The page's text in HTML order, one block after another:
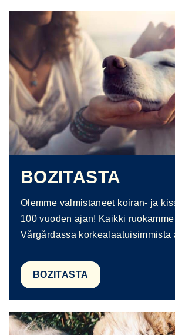
BOZITASTA
Olemme valmistaneet koiran- ja
100 vuoden ajan! Kaikki
Vårgårdassa korkealaatuisimmista
BOZITASTA